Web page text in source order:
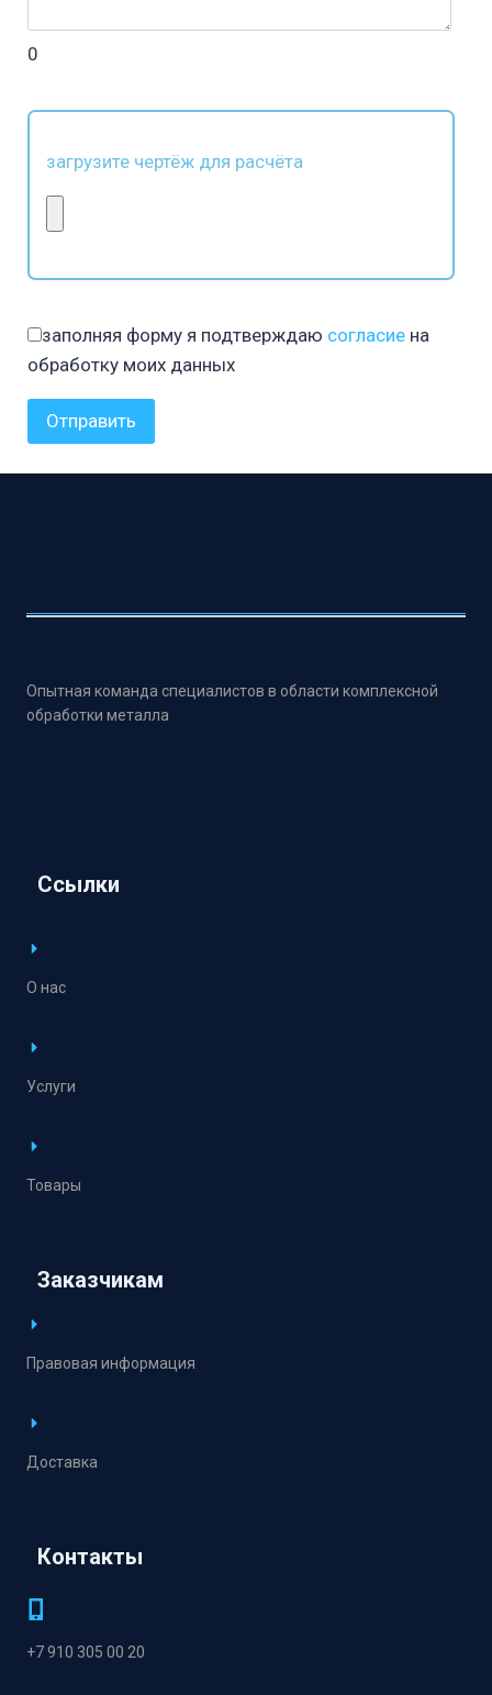
0
загрузите чертёж для расчёта
заполняя форму я подтверждаю согласие на
обработку моих данных
Опытная команда специалистов в области комплексной
обработки металла
Ссылки
О нас
Услуги
Товары
Заказчикам
Правовая информация
Доставка
Контакты
+7 910 305 00 20